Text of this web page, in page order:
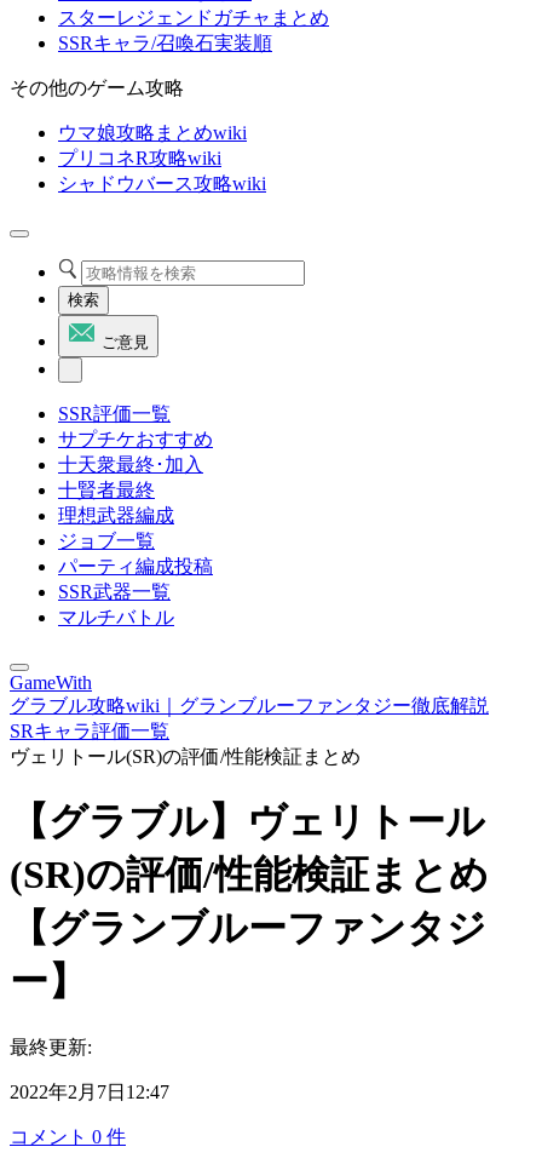
スターレジェンドガチャまとめ
SSRキャラ/召喚石実装順
その他のゲーム攻略
ウマ娘攻略まとめwiki
プリコネR攻略wiki
シャドウバース攻略wiki
検索
ご意見
SSR評価一覧
サプチケおすすめ
十天衆最終･加入
十賢者最終
理想武器編成
ジョブ一覧
パーティ編成投稿
SSR武器一覧
マルチバトル
GameWith
グラブル攻略wiki｜グランブルーファンタジー徹底解説
SRキャラ評価一覧
ヴェリトール(SR)の評価/性能検証まとめ
【グラブル】ヴェリトール
(SR)の評価/性能検証まとめ
【グランブルーファンタジ
ー】
最終更新:
2022年2月7日12:47
コメント 0 件